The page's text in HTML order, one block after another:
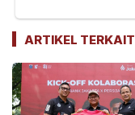
ARTIKEL TERKAIT